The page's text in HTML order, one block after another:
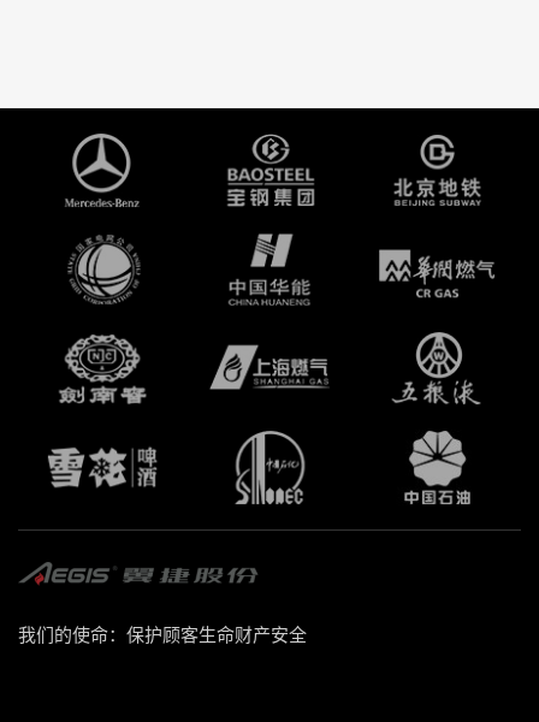
我们的使命：保护顾客生命财产安全